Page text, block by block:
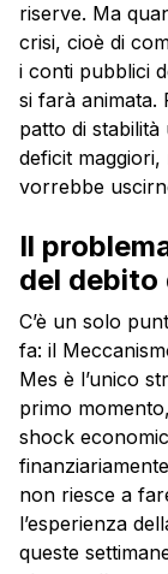
riserve. Ma
crisi, cioè di
i conti pubblici
si farà animata.
patto di
deficit
vorrebbe
Il
del debito
C’è un solo
fa: il
Mes è l’unico
primo
shock
non riesce a
l’esperienza
queste